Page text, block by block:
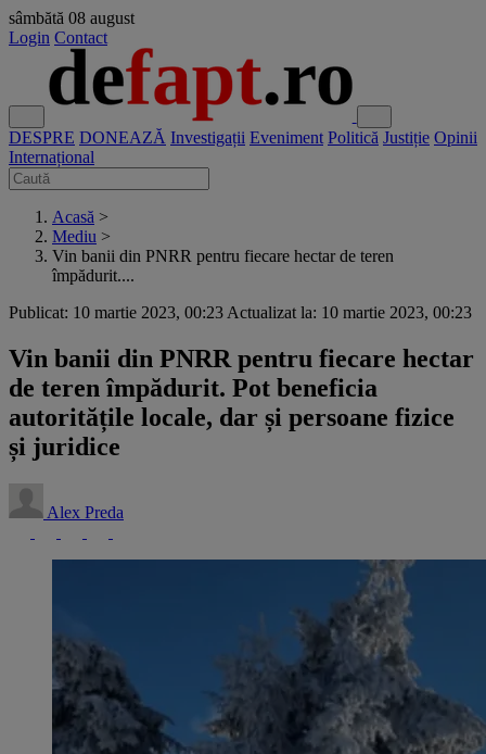
sâmbătă 08 august
Login Contact
DESPRE DONEAZĂ Investigații Eveniment Politică Justiție Opinii
Internațional
Acasă >
Mediu >
Vin banii din PNRR pentru fiecare hectar de teren
împădurit....
Publicat: 10 martie 2023, 00:23 Actualizat la: 10 martie 2023, 00:23
Vin banii din PNRR pentru fiecare hectar
de teren împădurit. Pot beneficia
autoritățile locale, dar și persoane fizice
și juridice
Alex Preda